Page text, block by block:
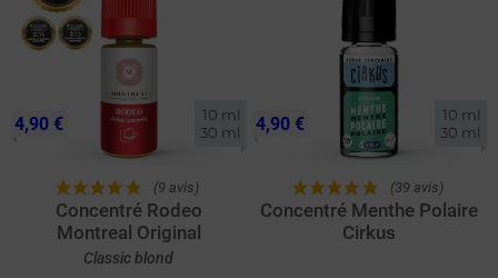
10 ml
30 ml
(9 avis)
Concentré Rodeo
Montreal Original
Classic blond
4,90 €
10 ml
30 ml
(39 avis)
Concentré Menthe Polaire
Cirkus
4,90 €